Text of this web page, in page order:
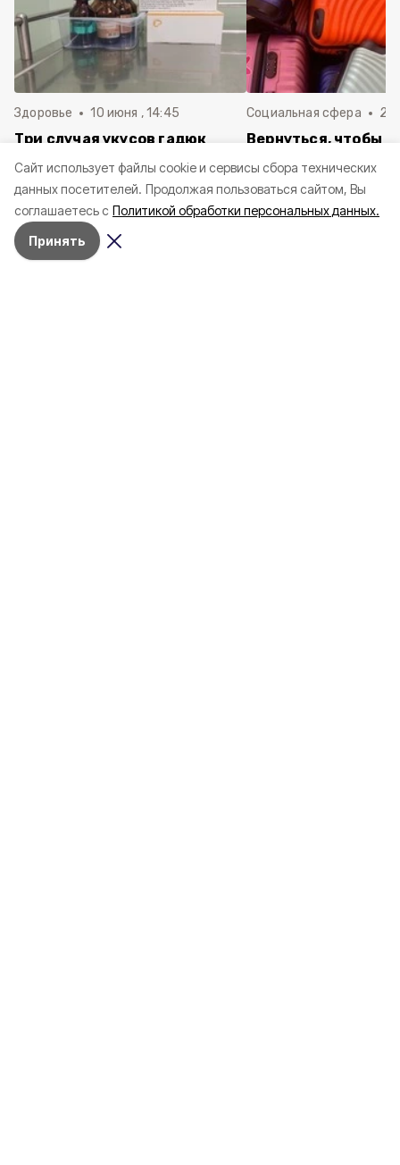
Cайт использует файлы cookie и сервисы сбора технических
данных посетителей. Продолжая пользоваться сайтом, Вы
соглашаетесь с Политикой обработки персональных данных.
Принять
Здоровье 10 июня , 14:45
Три случая укусов гадюк
Белгородской области с
начала года
Социальная сфера 20
Вернуться, чтобы
в Белгородскую
пять лет